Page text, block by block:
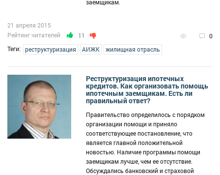
заемщикам.
Рейтинг читателей 11 0
21 апреля 2015
Теги: реструктуризация АИЖК жилищная отрасль
Реструктуризация ипотечных
кредитов. Как организовать помощь
ипотечным заемщикам. Есть ли
правильный ответ?
Правительство определилось с порядком
организации помощи и приняло
соответствующее постановление, что
является главной положительной
новостью. Наличие программы помощи
заемщикам лучше, чем ее отсутствие.
Обсуждались банковский и страховой